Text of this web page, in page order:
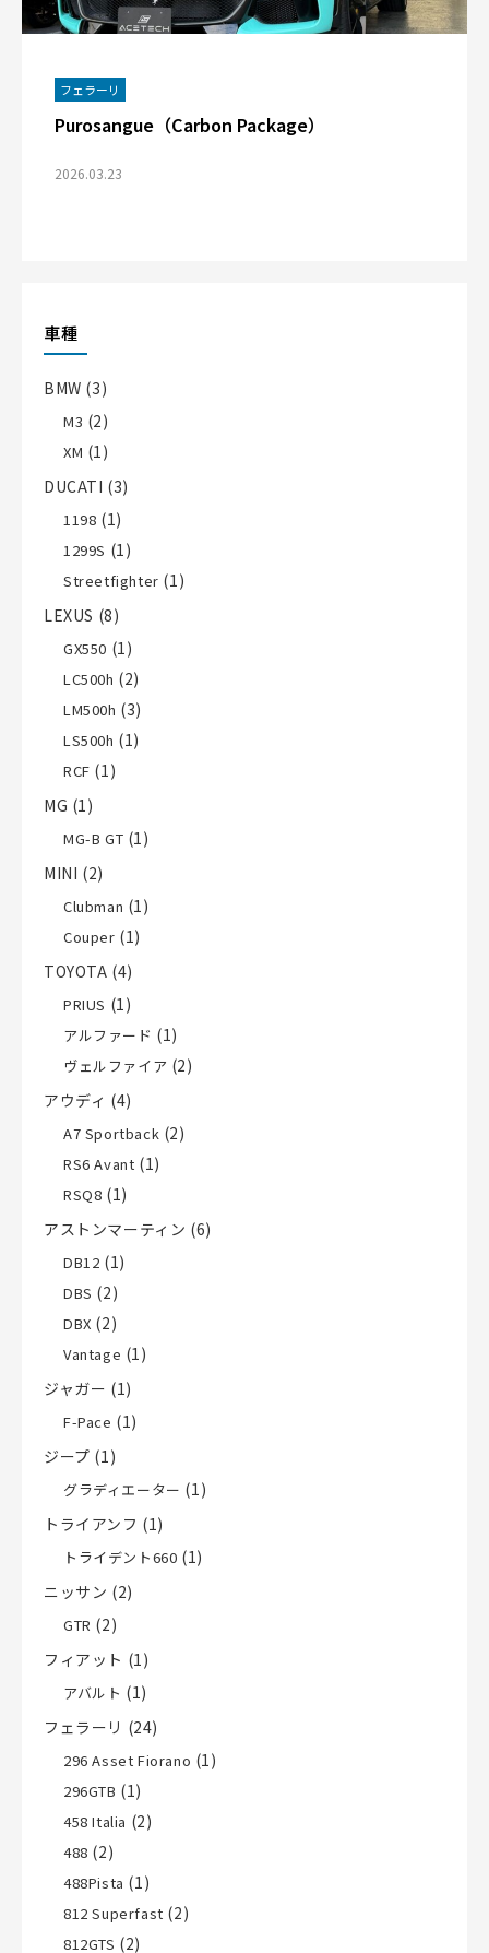
フェラーリ
Purosangue（Carbon Package）
2026.03.23
車種
BMW (3)
M3 (2)
XM (1)
DUCATI (3)
1198 (1)
1299S (1)
Streetfighter (1)
LEXUS (8)
GX550 (1)
LC500h (2)
LM500h (3)
LS500h (1)
RCF (1)
MG (1)
MG-B GT (1)
MINI (2)
Clubman (1)
Couper (1)
TOYOTA (4)
PRIUS (1)
アルファード (1)
ヴェルファイア (2)
アウディ (4)
A7 Sportback (2)
RS6 Avant (1)
RSQ8 (1)
アストンマーティン (6)
DB12 (1)
DBS (2)
DBX (2)
Vantage (1)
ジャガー (1)
F-Pace (1)
ジープ (1)
グラディエーター (1)
トライアンフ (1)
トライデント660 (1)
ニッサン (2)
GTR (2)
フィアット (1)
アバルト (1)
フェラーリ (24)
296 Asset Fiorano (1)
296GTB (1)
458 Italia (2)
488 (2)
488Pista (1)
812 Superfast (2)
812GTS (2)